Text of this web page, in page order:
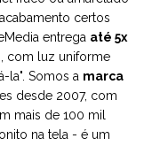
certos
entrega até 5x
com luz uniforme
la". Somos a marca
desde 2007, com
mais de 100 mil
na tela - é um